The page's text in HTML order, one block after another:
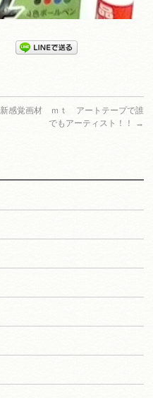
新感覚画材 ｍｔ アートテープで誰
でもアーティスト！！
→